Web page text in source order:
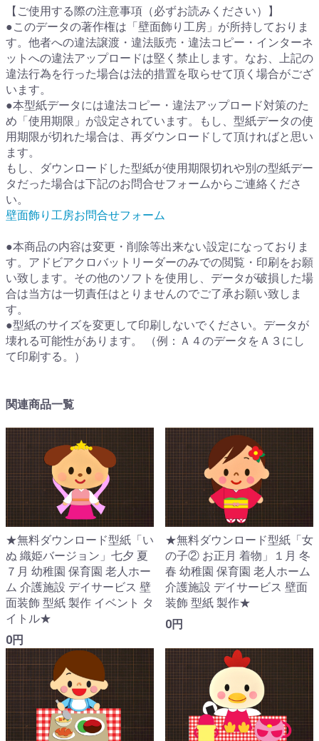
【ご使用する際の注意事項（必ずお読みください）】
●このデータの著作権は「壁面飾り工房」が所持しておりま
す。他者への違法譲渡・違法販売・違法コピー・インターネ
ットへの違法アップロードは堅く禁止します。なお、上記の
違法行為を行った場合は法的措置を取らせて頂く場合がござ
います。
●本型紙データには違法コピー・違法アップロード対策のた
め「使用期限」が設定されています。もし、型紙データの使
用期限が切れた場合は、再ダウンロードして頂ければと思い
ます。
もし、ダウンロードした型紙が使用期限切れや別の型紙デー
タだった場合は下記のお問合せフォームからご連絡くださ
い。
壁面飾り工房お問合せフォーム
●本商品の内容は変更・削除等出来ない設定になっておりま
す。アドビアクロバットリーダーのみでの閲覧・印刷をお願
い致します。その他のソフトを使用し、データが破損した場
合は当方は一切責任はとりませんのでご了承お願い致しま
す。
●型紙のサイズを変更して印刷しないでください。データが
壊れる可能性があります。 （例：Ａ４のデータをＡ３にし
て印刷する。）
関連商品一覧
★無料ダウンロード型紙「い
ぬ 織姫バージョン」七夕 夏
７月 幼稚園 保育園 老人ホー
ム 介護施設 デイサービス 壁
面装飾 型紙 製作 イベント タ
イトル★
0円
★無料ダウンロード型紙「女
の子② お正月 着物」１月 冬
春 幼稚園 保育園 老人ホーム
介護施設 デイサービス 壁面
装飾 型紙 製作★
0円